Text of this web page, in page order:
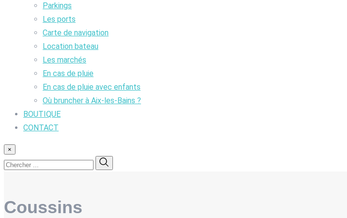
Parkings
Les ports
Carte de navigation
Location bateau
Les marchés
En cas de pluie
En cas de pluie avec enfants
Où bruncher à Aix-les-Bains ?
BOUTIQUE
CONTACT
×
Coussins